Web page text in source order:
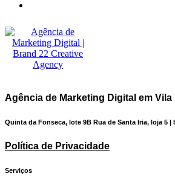
Agência de Marketing Digital em Vila
Quinta da Fonseca, lote 9B Rua de Santa Iria, loja 5 |
Política de Privacidade
Serviços